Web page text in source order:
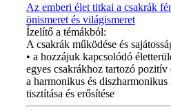
Az emberi élet titkai a csakrák
önismeret és világismeret
Ízelítő a témákból:
A csakrák működése és
• a hozzájuk kapcsolódó
egyes csakrákhoz tartozó pozitív
a harmonikus és
tisztítása és erősítése